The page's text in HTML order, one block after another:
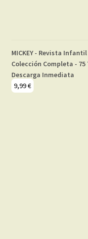
MICKEY - Revista
Colección Completa - 75
Descarga Inmediata
9,99€